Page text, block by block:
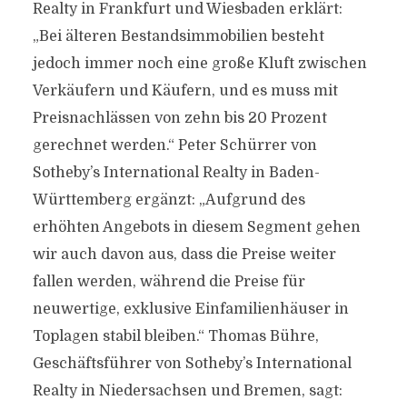
Realty in Frankfurt und Wiesbaden erklärt:
„Bei älteren Bestandsimmobilien besteht
jedoch immer noch eine große Kluft zwischen
Verkäufern und Käufern, und es muss mit
Preisnachlässen von zehn bis 20 Prozent
gerechnet werden.“ Peter Schürrer von
Sotheby’s International Realty in Baden-
Württemberg ergänzt: „Aufgrund des
erhöhten Angebots in diesem Segment gehen
wir auch davon aus, dass die Preise weiter
fallen werden, während die Preise für
neuwertige, exklusive Einfamilienhäuser in
Toplagen stabil bleiben.“ Thomas Bühre,
Geschäftsführer von Sotheby’s International
Realty in Niedersachsen und Bremen, sagt: